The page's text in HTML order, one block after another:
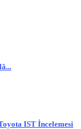
IST İncelemesi